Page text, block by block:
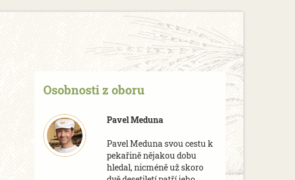
Osobnosti z oboru
Pavel Meduna
Pavel Meduna svou cestu k
pekařině nějakou dobu
hledal, nicméně už skoro